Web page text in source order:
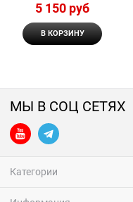
5 150 руб
В КОРЗИНУ
МЫ В СОЦ СЕТЯХ
Категории